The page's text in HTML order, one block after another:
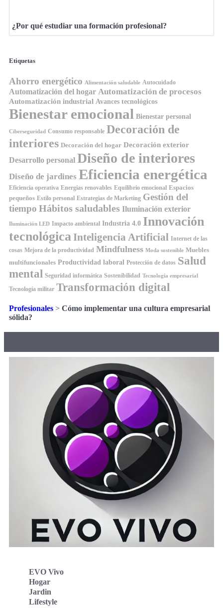
¿Por qué estudiar una formación profesional?
Etiquetas
Ahorro energético Alimentación saludable Autocuidado
Automatización del hogar Automatización de procesos
Automatización industrial Avances tecnológicos
Bienestar emocional Bienestar personal
Ciberseguridad Consumo responsable Decoración de
interiores Decoración del hogar Decoración exterior
Desarrollo personal Diseño de interiores
Diseño de jardines Eficiencia energética
Eficiencia operativa Energías renovables Equilibrio emocional Espacios
pequeños Estilo personal Estrategias de Marketing Gestión del
tiempo Hábitos saludables Iluminación exterior
Iluminación LED Impacto ambiental Industria 4.0 Innovación
tecnológica Inteligencia Artificial Internet de las
cosas Mejora de la productividad Mindfulness Moda sostenible Muebles
multifuncionales Productividad laboral Protección de datos Salud
mental Seguridad informática Sostenibilidad Tecnología empresarial
Tecnología militar Transformación digital
Profesionales > Cómo implementar una cultura empresarial
sólida?
EVO Vivo
Hogar
Jardin
Lifestyle